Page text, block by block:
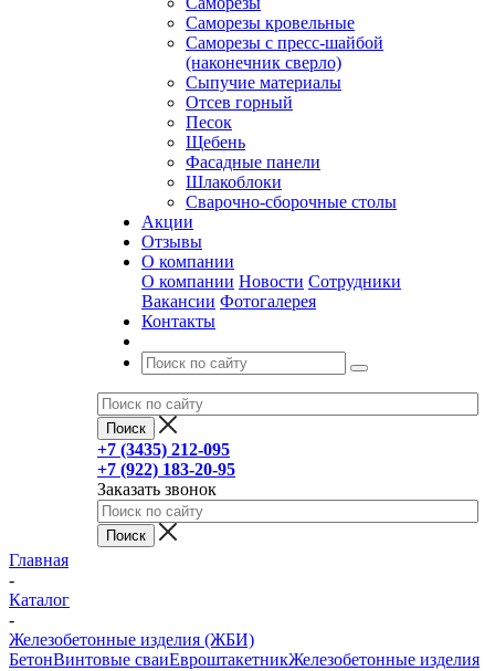
Саморезы кровельные
Саморезы с пресс-шайбой
(наконечник сверло)
Сыпучие материалы
Отсев горный
Песок
Щебень
Фасадные панели
Шлакоблоки
Сварочно-сборочные столы
Акции
Отзывы
О компании
О компании Новости Сотрудники
Вакансии Фотогалерея
Контакты
+7 (3435) 212-095
+7 (922) 183-20-95
Заказать звонок
Главная
-
Каталог
-
Железобетонные изделия (ЖБИ)
БетонВинтовые сваиЕвроштакетникЖелезобетонные изделия